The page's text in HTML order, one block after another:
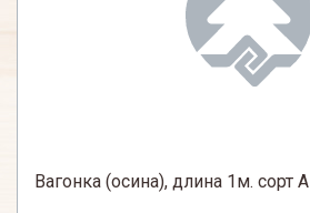
Вагонка (осина), длина 1м. сорт А